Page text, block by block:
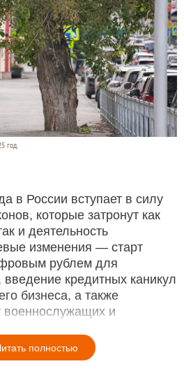
год.
в России вступает в силу
которые затронут как
и деятельность
изменения — старт
рублем для
кредитных каникул
бизнеса, а также
военнослужащих и
полностью